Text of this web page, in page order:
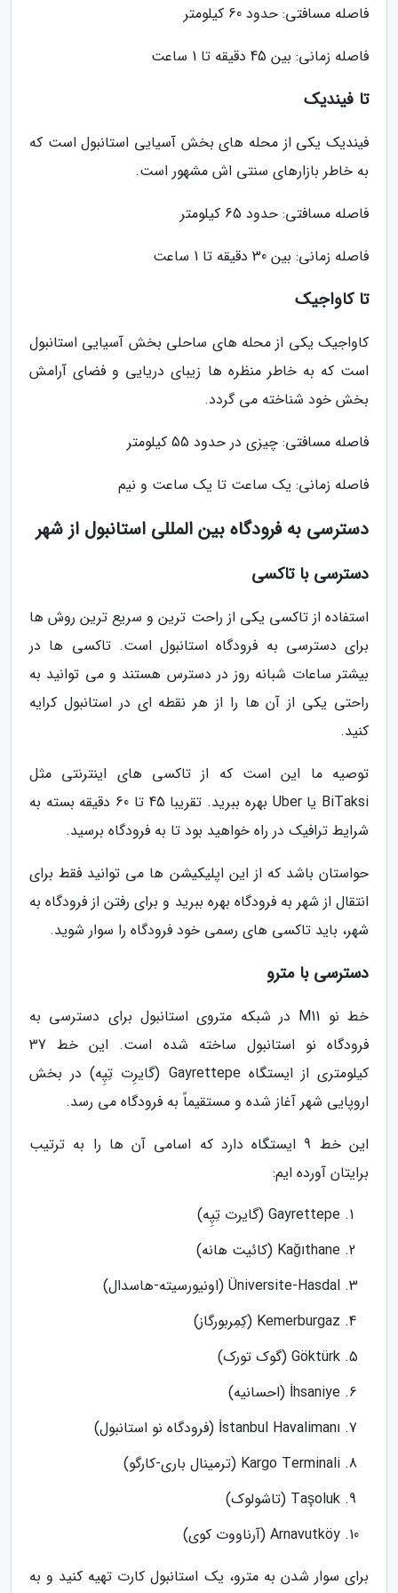
فاصله مسافتی: حدود 60 کیلومتر
فاصله زمانی: بین 45 دقیقه تا 1 ساعت
تا فیندیک
فیندیک یکی از محله های بخش آسیایی استانبول است که
به خاطر بازارهای سنتی اش مشهور است.
فاصله مسافتی: حدود 65 کیلومتر
فاصله زمانی: بین 30 دقیقه تا 1 ساعت
تا کاواجیک
کاواجیک یکی از محله های ساحلی بخش آسیایی استانبول
است که به خاطر منظره ها زیبای دریایی و فضای آرامش
بخش خود شناخته می گردد.
فاصله مسافتی: چیزی در حدود 55 کیلومتر
فاصله زمانی: یک ساعت تا یک ساعت و نیم
دسترسی به فرودگاه بین المللی استانبول از شهر
دسترسی با تاکسی
استفاده از تاکسی یکی از راحت ترین و سریع ترین روش ها
برای دسترسی به فرودگاه استانبول است. تاکسی ها در
بیشتر ساعات شبانه روز در دسترس هستند و می توانید به
راحتی یکی از آن ها را از هر نقطه ای در استانبول کرایه
کنید.
توصیه ما این است که از تاکسی های اینترنتی مثل
BiTaksi یا Uber بهره ببرید. تقریبا 45 تا 60 دقیقه بسته به
شرایط ترافیک در راه خواهید بود تا به فرودگاه برسید.
حواستان باشد که از این اپلیکیشن ها می توانید فقط برای
انتقال از شهر به فرودگاه بهره ببرید و برای رفتن از فرودگاه به
شهر، باید تاکسی های رسمی خود فرودگاه را سوار شوید.
دسترسی با مترو
خط نو M11 در شبکه متروی استانبول برای دسترسی به
فرودگاه نو استانبول ساخته شده است. این خط 37
کیلومتری از ایستگاه Gayrettepe (گایرِت تِپِه) در بخش
اروپایی شهر آغاز شده و مستقیماً به فرودگاه می رسد.
این خط 9 ایستگاه دارد که اسامی آن ها را به ترتیب
برایتان آورده ایم:
Gayrettepe (گایرت تِپِه)
Kağıthane (کائیت هانه)
Üniversite-Hasdal (اونیورسیته-هاسدال)
Kemerburgaz (کِمِربورگاز)
Göktürk (گوک تورک)
İhsaniye (احسانیه)
İstanbul Havalimanı (فرودگاه نو استانبول)
Kargo Terminali (ترمینال باری-کارگو)
Taşoluk (تاشولوک)
Arnavutköy (آرناووت کوی)
برای سوار شدن به مترو، یک استانبول کارت تهیه کنید و به